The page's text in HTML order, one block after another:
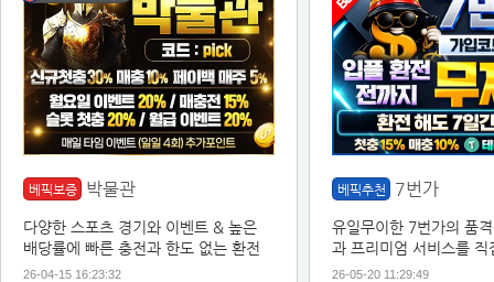
베픽보증 박물관
다양한 스포츠 경기와 이벤트 & 높은
배당률에 빠른 충전과 한도 없는 환전
26-04-15 16:23:32
베픽추천 7번가
유일무이한 7번가의 품
과 프리미엄 서비스를 직
26-05-20 11:29:49